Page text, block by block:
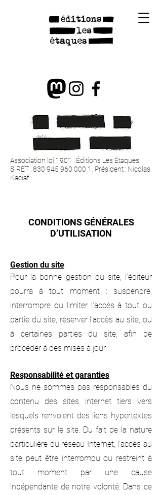
Association loi 1901 : Éditions Les Étaques.
SIRET :830 945 960 000 1
Président : Nicolas
Kaciaf
CONDITIONS GÉNÉRALES
D’UTILISATION
Gestion du site
Pour la bonne gestion du site, l’éditeur
pourra à tout moment : suspendre,
interrompre ou limiter l'accès à tout ou
partie du site, réserver l'accès au site, ou
à certaines parties du site, afin de
procéder à des mises à jour.
Responsabilité et garanties
Nous ne sommes pas responsables du
contenu des sites internet tiers vers
lesquels renvoient des liens hypertextes
présents sur le site. Du fait de la nature
particulière du réseau Internet, l’accès au
site peut être interrompu ou restreint à
tout moment par une cause
indépendante de notre volonté. Dans ce